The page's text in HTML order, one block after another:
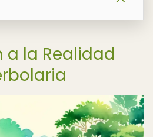
la Realidad